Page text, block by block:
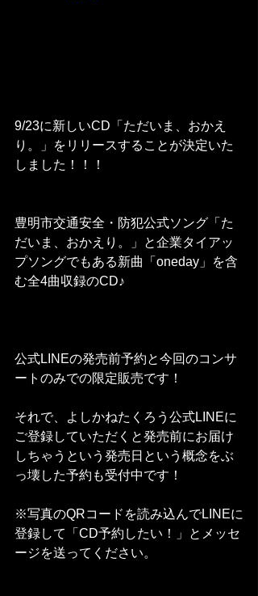
9/23に新しいCD「ただいま、おかえ
り。」をリリースすることが決定いた
しました！！！
豊明市交通安全・防犯公式ソング「た
だいま、おかえり。」と企業タイアッ
プソングでもある新曲「oneday」を含
む全4曲収録のCD♪
公式LINEの発売前予約と今回のコンサ
ートのみでの限定販売です！
それで、よしかねたくろう公式LINEに
ご登録していただくと発売前にお届け
しちゃうという発売日という概念をぶ
っ壊した予約も受付中です！
※写真のQRコードを読み込んでLINEに
登録して「CD予約したい！」とメッセ
ージを送ってください。